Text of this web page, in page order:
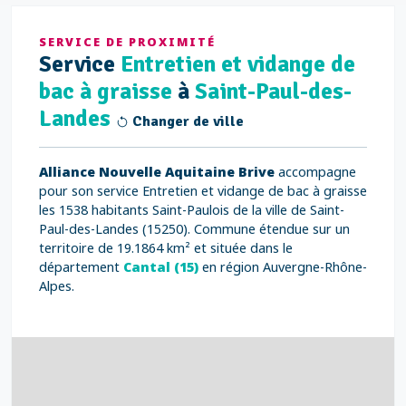
SERVICE DE PROXIMITÉ
Service Entretien et vidange de
bac à graisse àSaint-Paul-des-
Landes
Changer de ville
Alliance Nouvelle Aquitaine Brive accompagne
pour son service Entretien et vidange de bac à graisse
les 1538 habitants Saint-Paulois de la ville de Saint-
Paul-des-Landes (15250). Commune étendue sur un
territoire de 19.1864 km² et située dans le
département Cantal (15) en région Auvergne-Rhône-
Alpes.